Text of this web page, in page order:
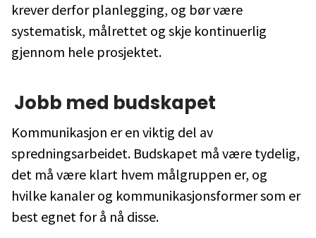
krever derfor planlegging, og bør være
systematisk, målrettet og skje kontinuerlig
gjennom hele prosjektet.
Jobb med budskapet
Kommunikasjon er en viktig del av
spredningsarbeidet. Budskapet må være tydelig,
det må være klart hvem målgruppen er, og
hvilke kanaler og kommunikasjonsformer som er
best egnet for å nå disse.